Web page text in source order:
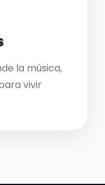
la música,
vivir